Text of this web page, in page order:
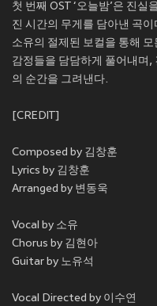
첫 번째 OST ‘오늘밤’은 진실
진 시간의 무게를 담아낸 곡이
소유의 절제된 보컬을 통해
감정들을 담담하게 풀어내며,
의 순간을 그려낸다.
[CREDIT]
Composed by 김창훈
Lyrics by 김창훈
Arranged by 변동욱
Vocal by 소유
Chorus by 김현아
Guitar by 노유석
Vocal Directed by 이수연